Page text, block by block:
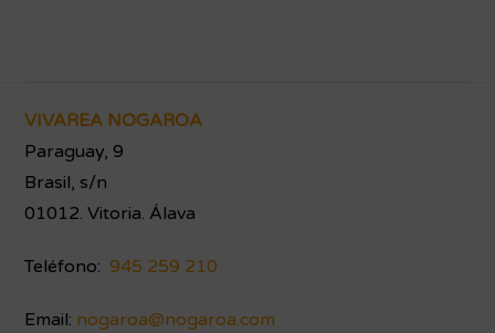
Footer
VIVAREA NOGAROA
Paraguay, 9
Brasil, s/n
01012. Vitoria. Álava
Teléfono: 945 259 210
Email: nogaroa@nogaroa.com